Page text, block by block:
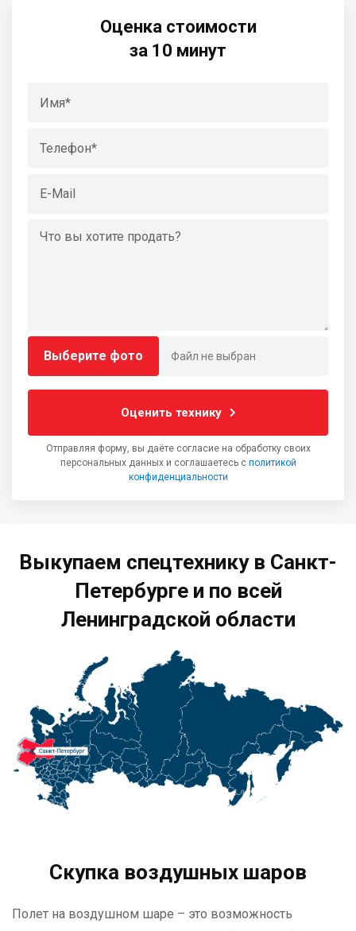
Оценка стоимости
за 10 минут
Выберите фото Файл не выбран
Оценить технику
Отправляя форму, вы даёте согласие на обработку своих
персональных данных и соглашаетесь с политикой
конфиденциальности
Выкупаем спецтехнику в Санкт-
Петербурге и по всей
Ленинградской области
Скупка воздушных шаров
Полет на воздушном шаре – это возможность